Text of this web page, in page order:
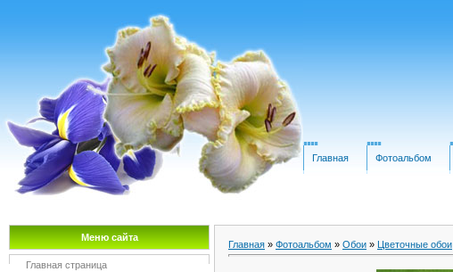
Главная Фотоальбом
Меню сайта
Главная страница
Главная » Фотоальбом » Обои » Цветочные обои